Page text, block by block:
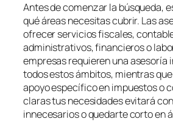
Antes de comenzar la búsqueda,
qué áreas necesitas cubrir. Las
ofrecer servicios fiscales,
administrativos, financieros o
empresas requieren una asesoría
todos estos ámbitos, mientras
apoyo específico en impuestos o
claras tus necesidades evitará
innecesarios o quedarte corto en